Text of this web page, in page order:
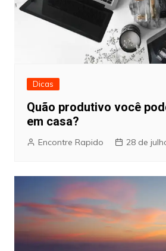
Dicas
Quão produtivo você
em casa?
Encontre Rapido 28 de